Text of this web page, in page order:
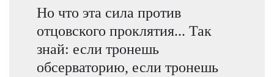
Но что эта сила против
отцовского проклятия... Так
знай: если тронешь
обсерваторию, если тронешь